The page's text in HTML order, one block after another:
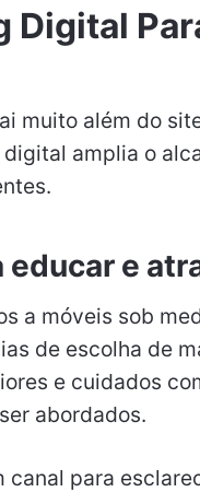
muito além do
amplia o
e
a móveis sob
de escolha de
e cuidados
abordados.
canal para